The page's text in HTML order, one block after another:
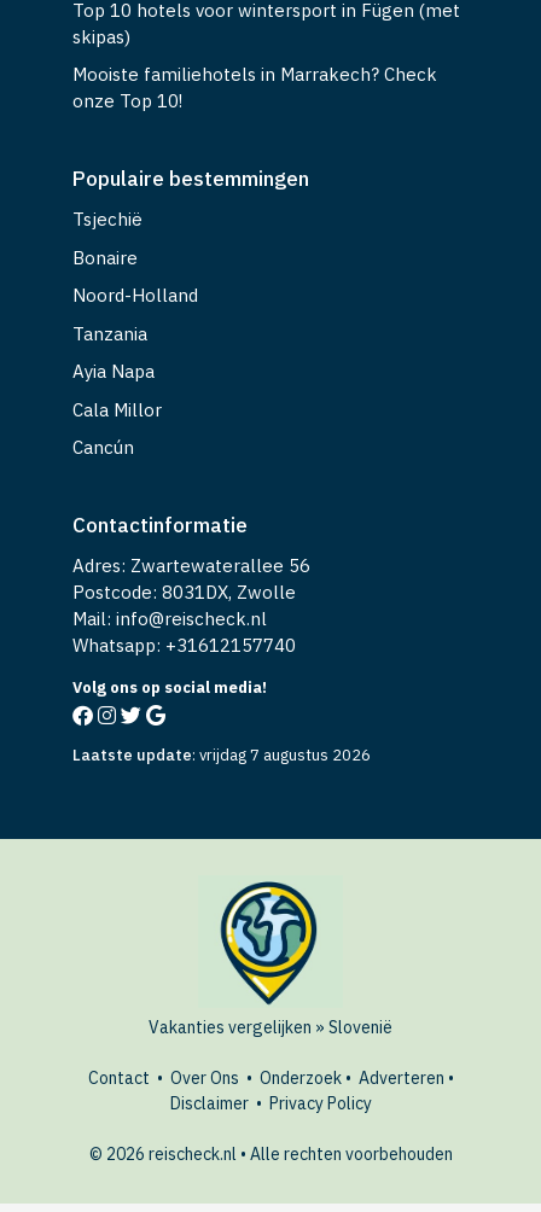
skipas)
Mooiste familiehotels in Marrakech? Check
onze Top 10!
Tsjechië
Bonaire
Noord-Holland
Ayia Napa
Cala Millor
Cancún
Postcode: 8031DX, Zwolle
Mail: info@reischeck.nl
Whatsapp: +31612157740
Laatste update
Vakanties vergelijken
Disclaimer•Privacy Policy
Bekijk hotels in Slovenië AANBIEDINGEN